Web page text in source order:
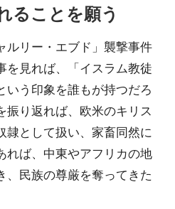
ることを願う
ルリー・エブド」襲撃事件
を見れば、「イスラム教徒
いう印象を誰もが持つだろ
振り返れば、欧米のキリス
隷として扱い、家畜同然に
れば、中東やアフリカの地
、民族の尊厳を奪ってきた